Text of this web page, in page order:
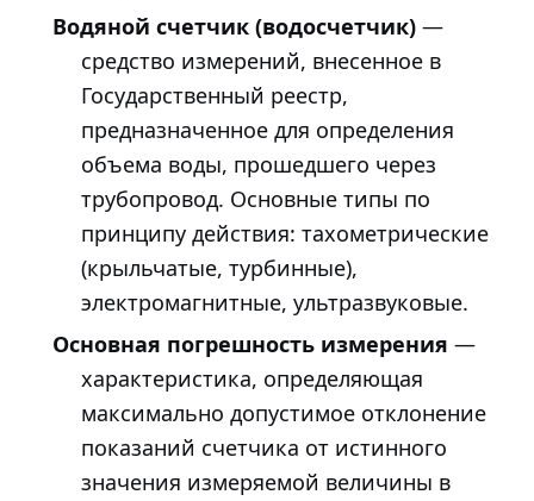
Водяной счетчик (водосчетчик) —
средство измерений, внесенное в
Государственный реестр,
предназначенное для определения
объема воды, прошедшего через
трубопровод. Основные типы по
принципу действия: тахометрические
(крыльчатые, турбинные),
электромагнитные, ультразвуковые.
Основная погрешность измерения —
характеристика, определяющая
максимально допустимое отклонение
показаний счетчика от истинного
значения измеряемой величины в